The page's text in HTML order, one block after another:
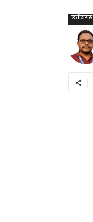
छत्तीसगढ़